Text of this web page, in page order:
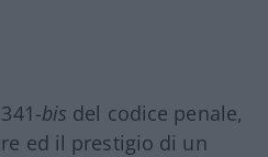
bis del codice penale,
ed il prestigio di un